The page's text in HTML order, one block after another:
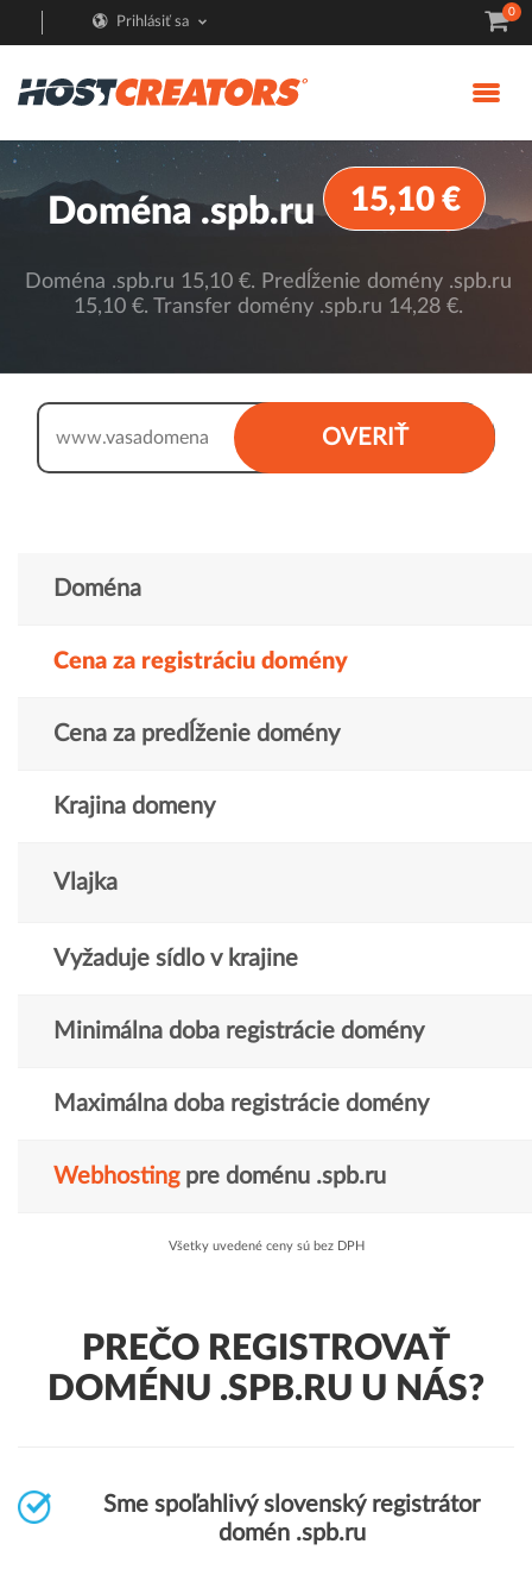
Prihlásiť sa
0
Doména .spb.ru 15,10 €
Doména .spb.ru 15,10 €. Predĺženie domény .spb.ru
15,10 €. Transfer domény .spb.ru 14,28 €.
OVERIŤ
www.
Doména
Cena za registráciu domény
Cena za predĺženie domény
Krajina domeny
Vlajka
Vyžaduje sídlo v krajine
Minimálna doba registrácie domény
Maximálna doba registrácie domény
Webhostingpre doménu .spb.ru
Všetky uvedené ceny sú bez DPH
PREČO REGISTROVAŤ
DOMÉNU .SPB.RU U NÁS?
Sme spoľahlivý slovenský registrátor
domén .spb.ru